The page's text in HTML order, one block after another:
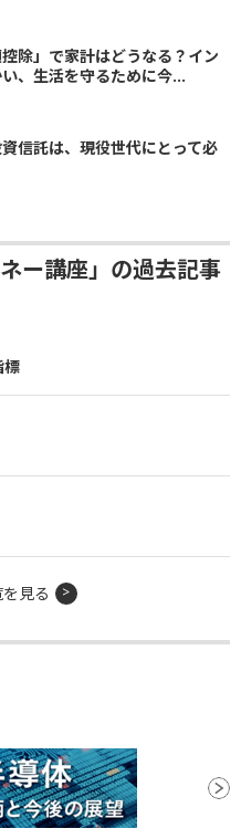
控除」で家計はどうなる？イン
、生活を守るために今...
信託は、現役世代にとって必
ー講座」の過去記事
標
見る